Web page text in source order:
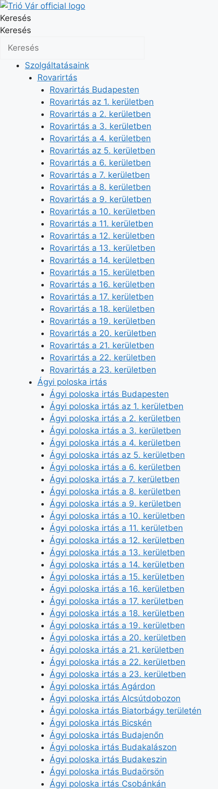
Kilépés
a
tartalomba
Keresés
Keresés
Szolgáltatásaink
Rovarirtás
Rovarirtás Budapesten
Rovarirtás az 1. kerületben
Rovarirtás a 2. kerületben
Rovarirtás a 3. kerületben
Rovarirtás a 4. kerületben
Rovarirtás az 5. kerületben
Rovarirtás a 6. kerületben
Rovarirtás a 7. kerületben
Rovarirtás a 8. kerületben
Rovarirtás a 9. kerületben
Rovarirtás a 10. kerületben
Rovarirtás a 11. kerületben
Rovarirtás a 12. kerületben
Rovarirtás a 13. kerületben
Rovarirtás a 14. kerületben
Rovarirtás a 15. kerületben
Rovarirtás a 16. kerületben
Rovarirtás a 17. kerületben
Rovarirtás a 18. kerületben
Rovarirtás a 19. kerületben
Rovarirtás a 20. kerületben
Rovarirtás a 21. kerületben
Rovarirtás a 22. kerületben
Rovarirtás a 23. kerületben
Ágyi poloska irtás
Ágyi poloska irtás Budapesten
Ágyi poloska irtás az 1. kerületben
Ágyi poloska irtás a 2. kerületben
Ágyi poloska irtás a 3. kerületben
Ágyi poloska irtás a 4. kerületben
Ágyi poloska irtás az 5. kerületben
Ágyi poloska irtás a 6. kerületben
Ágyi poloska irtás a 7. kerületben
Ágyi poloska irtás a 8. kerületben
Ágyi poloska irtás a 9. kerületben
Ágyi poloska irtás a 10. kerületben
Ágyi poloska irtás a 11. kerületben
Ágyi poloska irtás a 12. kerületben
Ágyi poloska irtás a 13. kerületben
Ágyi poloska irtás a 14. kerületben
Ágyi poloska irtás a 15. kerületben
Ágyi poloska irtás a 16. kerületben
Ágyi poloska irtás a 17. kerületben
Ágyi poloska irtás a 18. kerületben
Ágyi poloska irtás a 19. kerületben
Ágyi poloska irtás a 20. kerületben
Ágyi poloska irtás a 21. kerületben
Ágyi poloska irtás a 22. kerületben
Ágyi poloska irtás a 23. kerületben
Ágyi poloska irtás Agárdon
Ágyi poloska irtás Alcsútdobozon
Ágyi poloska irtás Biatorbágy területén
Ágyi poloska irtás Bicskén
Ágyi poloska irtás Budajenőn
Ágyi poloska irtás Budakalászon
Ágyi poloska irtás Budakeszin
Ágyi poloska irtás Budaörsön
Ágyi poloska irtás Csobánkán